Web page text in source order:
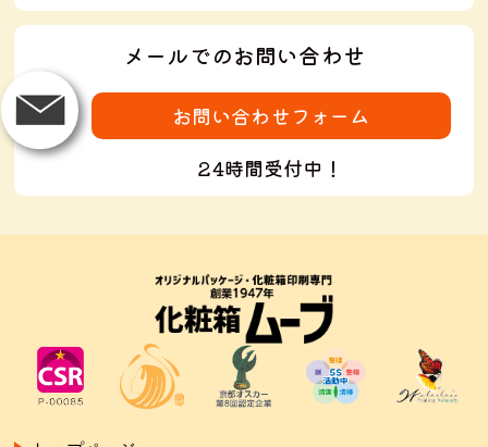
メールでのお問い合わせ
お問い合わせフォーム
24時間受付中！